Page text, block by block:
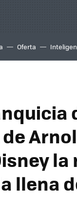
Oferta
llena